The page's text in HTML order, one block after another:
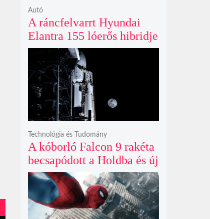
A ráncfelvarrt Hyundai
Elantra 155 lóerős hibridje
és prémium utastere
komoly belsőtéri ugrást
hoz
Autó
A kóborló Falcon 9 rakéta
becsapódott a Holdba és új
krátert hagyott maga után
Technológia és Tudomány